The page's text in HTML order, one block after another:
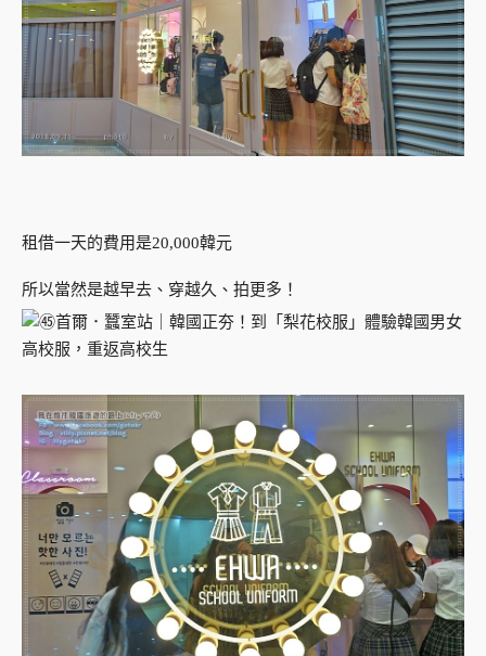
租借一天的費用是20,000韓元
所以當然是越早去、穿越久、拍更多！